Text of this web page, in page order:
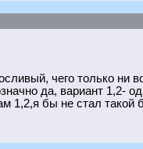
чего только ни
да, вариант 1,2-
1,2,я бы не стал такой